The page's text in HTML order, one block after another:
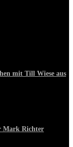
mit Till Wiese aus
Mark Richter